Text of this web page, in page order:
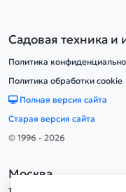
Садовая техника и
Политика
Политика обработки cookie
Полная версия сайта
Старая версия сайта
© 1996 - 2026
Москва